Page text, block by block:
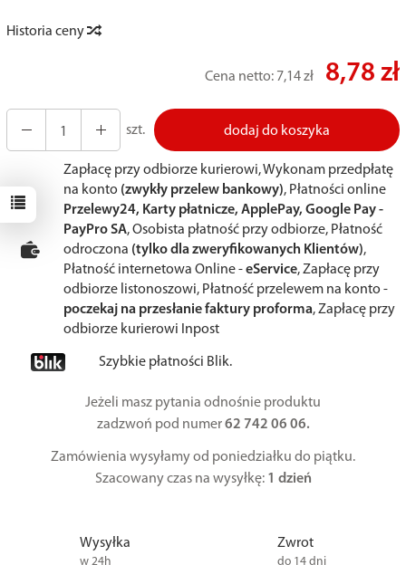
Historia ceny
Cena netto: 7,14 zł 8,78 zł
szt. dodaj do koszyka
Zapłacę przy odbiorze kurierowi, Wykonam przedpłatę
na konto (zwykły przelew bankowy), Płatności online
Przelewy24, Karty płatnicze, ApplePay, Google Pay -
PayPro SA, Osobista płatność przy odbiorze, Płatność
odroczona (tylko dla zweryfikowanych Klientów),
Płatność internetowa Online -eService, Zapłacę przy
odbiorze listonoszowi, Płatność przelewem na konto -
poczekaj na przesłanie faktury proforma, Zapłacę przy
odbiorze kurierowi Inpost
Szybkie płatności Blik.
Jeżeli masz pytania odnośnie produktu
zadzwoń pod numer62 742 06 06.
Zamówienia wysyłamy od poniedziałku do piątku.
Szacowany czas na wysyłkę: 1 dzień
Wysyłka
w 24h
Zwrot
do 14 dni